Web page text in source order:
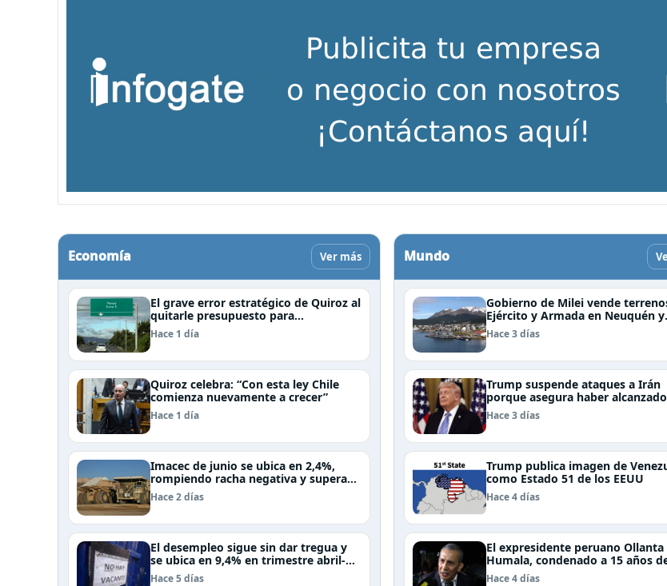
Economía Ver más
El grave error estratégico de Quiroz al
quitarle presupuesto para
infraestructura vial del Biobío
Hace 1 día
Quiroz celebra: “Con esta ley Chile
comienza nuevamente a crecer”
Hace 1 día
Imacec de junio se ubica en 2,4%,
rompiendo racha negativa y supera
las expectativas
Hace 2 días
El desempleo sigue sin dar tregua y
se ubica en 9,4% en trimestre abril-
junio
Hace 5 días
Mundo
Gobierno de Milei vende
Ejército y Armada en Neuquén y
Ushuaia
Hace 3 días
Trump suspende ataques a Irán
porque asegura haber
bases de un acuerdo»
Hace 3 días
Trump publica imagen de
como Estado 51 de los EEUU
Hace 4 días
El expresidente peruano Ollanta
Humala, condenado a 15 años
cárcel, sale libre al anularse su
Hace 4 días